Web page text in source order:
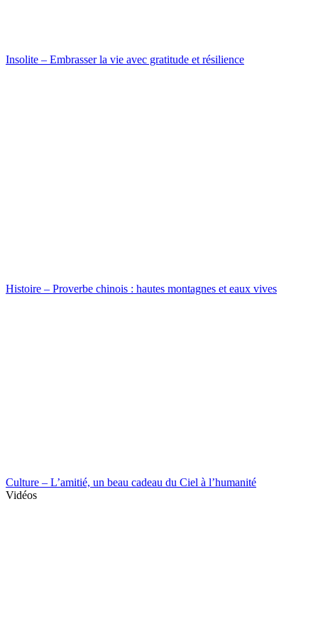
Insolite – Embrasser la vie avec gratitude et résilience
Histoire – Proverbe chinois : hautes montagnes et eaux vives
Culture – L’amitié, un beau cadeau du Ciel à l’humanité
Vidéos